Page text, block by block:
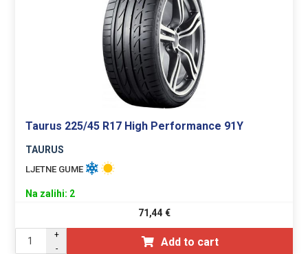
Taurus 225/45 R17 High Performance 91Y
TAURUS
LJETNE GUME
Na zalihi: 2
71,44 €
+
-
Add to cart